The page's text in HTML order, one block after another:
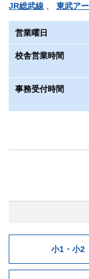
JR総武線
東武ア
営業曜日
校舎営業時間
事務受付時間
小1・小2